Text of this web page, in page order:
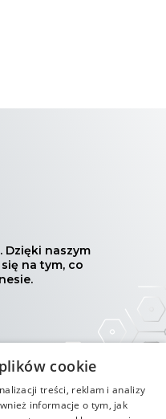
naszym
na tym, co
cookie
treści, reklam i analizy
informacje o tym, jak